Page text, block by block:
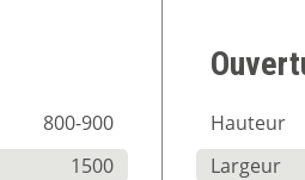
800-900
1500
Hauteur
Largeur